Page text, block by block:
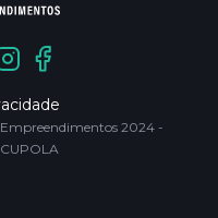
Empreendimentos 2024 -